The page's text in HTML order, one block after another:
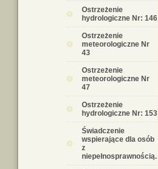
Ostrzeżenie
hydrologiczne Nr: 146
Ostrzeżenie
meteorologiczne Nr
43
Ostrzeżenie
meteorologiczne Nr
47
Ostrzeżenie
hydrologiczne Nr: 153
Świadczenie
wspierające dla osób
z
niepełnosprawnością.